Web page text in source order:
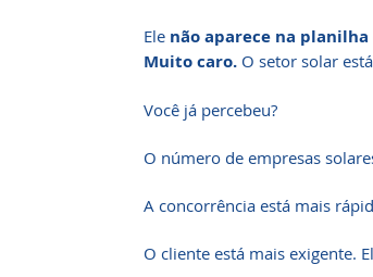
Ele não aparece na planilha
Muito caro. O setor solar
Você já percebeu?
O número de empresas
A concorrência está mais
O cliente está mais exigente.